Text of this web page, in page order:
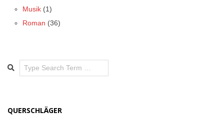
Musik (1)
Roman (36)
Search
QUERSCHLÄGER